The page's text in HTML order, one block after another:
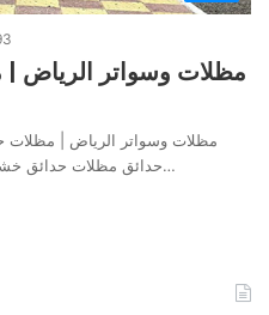
مظلات وسواتر الرياض
مظلات وسواتر الرياض | مظلات
حدائق مظلات حدائق خشبية | كذلك مظلات قماش للحدائق في…